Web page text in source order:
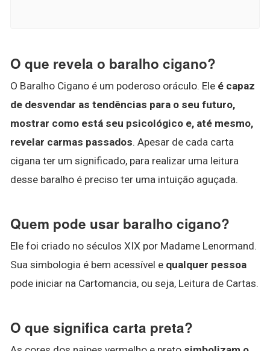
O que revela o baralho cigano?
O Baralho Cigano é um poderoso oráculo. Ele é capaz
de desvendar as tendências para o seu futuro,
mostrar como está seu psicológico e, até mesmo,
revelar carmas passados. Apesar de cada carta
cigana ter um significado, para realizar uma leitura
desse baralho é preciso ter uma intuição aguçada.
Quem pode usar baralho cigano?
Ele foi criado no séculos XIX por Madame Lenormand.
Sua simbologia é bem acessível e qualquer pessoa
pode iniciar na Cartomancia, ou seja, Leitura de Cartas.
O que significa carta preta?